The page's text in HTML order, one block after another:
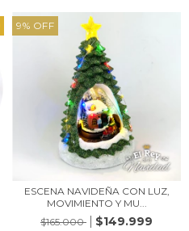
9% OFF
ESCENA NAVIDEÑA CON LUZ,
MOVIMIENTO Y MU...
$165.000
$149.999